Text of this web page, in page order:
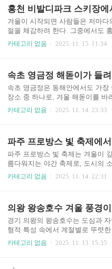
험할 수 있는 눈꽃 여행의 매력을
자세히 풀어낸다.도시와 ..
까지 — 휘닉스파크는 단순한 스
겨울에만 경험할 수 있는 감각적
김해 왔습니다. 특히 평창 특유의
기후가 만들어내는 보송한 설질은
키 애호가들의 발길을 부르고, 가
지로서 휘닉스파크가 가진 매력과
느낄 수 있는 감정적 경험, 그리고
겨울이 시작되면 사람들은 저마다
절을 체감하려 한다. 그중에서도
스키장은 ‘겨울의 본질’을 가장 직
만나는 순간들은 일상의 무게를
다. 초보자부터 전문가까지 누구든
수 있는 다양한 슬로프 구성이 매
가족 단위의 여행객이든 혼자만의
는 여행객이든 모두에게 ‘겨울다운
의 풍경을 온전히 만날 수 있는 종
자리 잡았다.설원이 열어주는..
카테고리 없음 2025. 11. 15. 11:34
속초 영금정은 동해안에서도 가장
장소 중 하나로, 겨울 해돋이를 바
이들이 발걸음을 옮긴다. 차가운
경 감상에 그치지 않고, 하루의 시
깊게 되새기도록 만든다. 영금정
물결로 가득하지만, 태양이 떠오르
은 금빛으로 변화하며 주변 풍경을
놓는다. 오래된 정자와 바위, 파도
을 남긴다. 이 글은 겨울 속초 영금
진 자연의 아름다움과 그 안에 ..
카테고리 없음 2025. 11. 14. 23:33
파주 프로방스 빛 축제는 겨울이
름다워지는 야간 축제로, 도시의
자연과 예술 조명이 어우러진 감성
건축이 서로 어우러져 하나의 거
럼 완성되는 곳이다. 방문객들은
는 풍경을 바라보며 잠시 자신의
마음의 온도를 되찾는다. 특히 겨
조명이 서로 반사되어 도로와 건물
한 기분까지 선사한다. 이 글은 파
카테고리 없음 2025. 11. 14. 22:31
경기 의왕의 왕송호수는 도심과 자
형적 특성 속에서 계절별로 뚜렷
는 호수이며, 겨울이 되면 바람의
분위기를 조성한다. 왕송호수는 겨
카테고리 없음 2025. 11. 13. 15:35